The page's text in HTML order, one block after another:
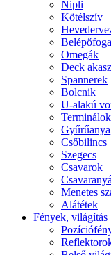
Nipli
Kötélszív
Omegák
Deck
Spannerek
Bolcnik
U-alakú
Terminálok
Csőbilincs
Szegecs
Csavarok
Menetes
Alátétek
Fények, világítás